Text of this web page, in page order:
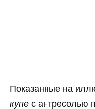
Показанные на
купе с антресолью